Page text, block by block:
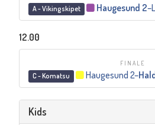
A - Vikingskipet Haugesund 2–
12.00
FINALE
C - Komatsu Haugesund 2–
Kids